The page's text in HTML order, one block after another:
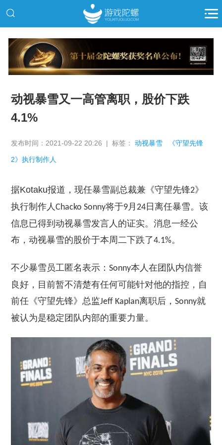
推广
动视暴雪又一高管离职，股价下跌
4.1%
发布时间：2021-09-22 20:26 | 标签：动视暴雪 《守望先锋
2》执行制作人
据Kotaku报道，现任暴雪副总裁兼《守望先锋2》
执行制作人Chacko Sonny将于9月24 日离任暴雪。该
信息已得到动视暴雪发言人的证实。消息一经公
布，动视暴雪的股价于本周二下跌了4.1%。
不少暴雪员工匿名表示：Sonny本人在团队内信誉
良好，目前暂不清楚有任何可能针对他的指控，自
前任《守望先锋》总监Jeff Kaplan离职后，Sonny就
被认为是稳定团队内部的重要力量。